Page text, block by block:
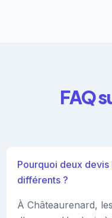
FAQ
Pourquoi deux
différents ?
À Châteaurenard,